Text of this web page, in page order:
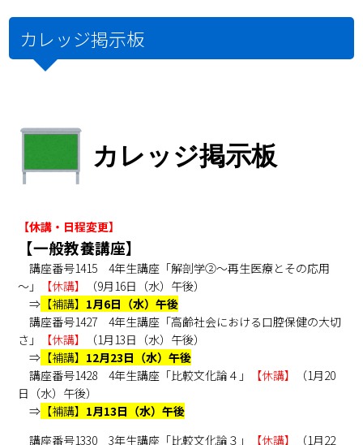
カレッジ掲示板
カレッジ掲示板
【休講・日程変更】
【一般教養講座】
講座番号1415 4年生講座「解剖学②～再生医療とその応用
～」
【休講】
（9月16日（水）午後）
⇒【補講】 1月6日（水）午後
講座番号1427 4年生講座「高齢社会における口腔保健の大切
さ」
【休講】
（1月13日（水）午後）
⇒【補講】 12月23日（水）午後
講座番号1428 4年生講座「比較文化論４」
【休講】
（1月20
日（水）午後）
⇒【補講】 1月13日（水）午後
講座番号1330 3年生講座「比較文化論３」
【休講】
（1月22